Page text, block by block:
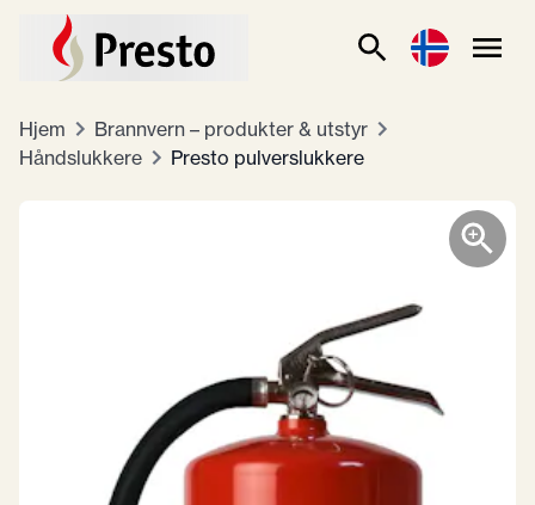
Hjem
Brannvern – produkter & utstyr
Håndslukkere
Presto pulverslukkere